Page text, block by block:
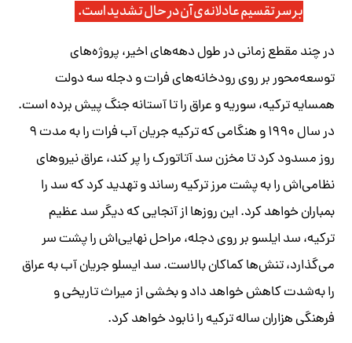
بر سر تقسیم عادلانه‌ی آن در حال تشدید است.
در چند مقطع زمانی در طول دهه‌های اخیر، پروژه‌های
توسعه‌محور بر روی رودخانه‌های فرات و دجله سه دولت
همسایه ترکیه، سوریه و عراق را تا آستانه جنگ پیش برده است.
در سال ۱۹۹۰ و هنگامی که ترکیه جریان آب فرات را به مدت ۹
روز مسدود کرد تا مخزن سد آتاتورک را پر کند، عراق نیروهای
نظامی‌اش را به پشت مرز ترکیه رساند و تهدید کرد که سد را
بمباران خواهد کرد. این روزها از آنجایی که دیگر سد عظیم
ترکیه، سد ایلسو بر روی دجله، مراحل نهایی‌اش را پشت سر
می‌گذارد، تنش‌ها کماکان بالاست. سد ایسلو جریان آب به عراق
را به‌شدت کاهش خواهد داد و بخشی از میراث تاریخی و
فرهنگی هزاران ساله ترکیه را نابود خواهد کرد.